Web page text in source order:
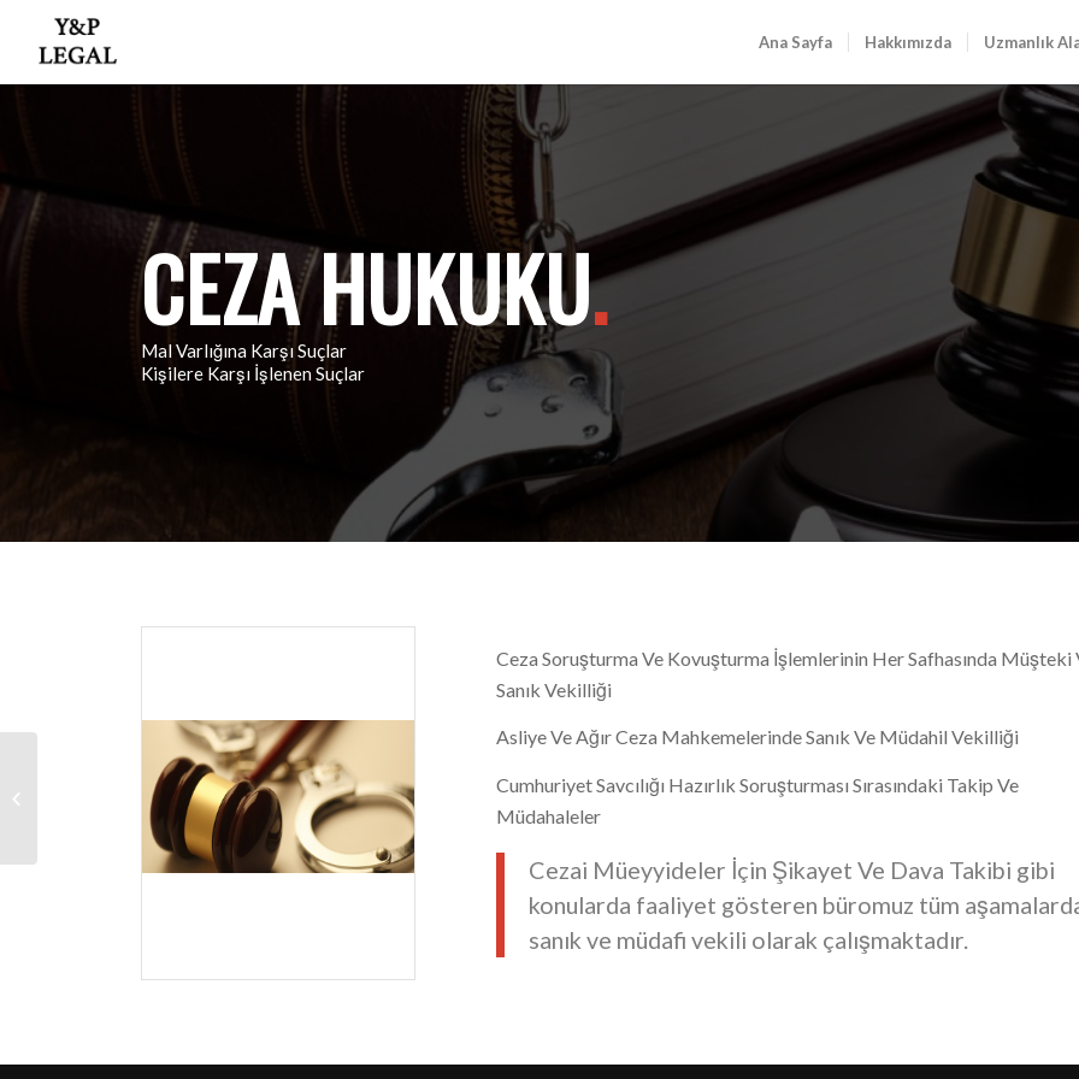
Ana Sayfa Hakkımızda Uzmanlık
CEZA HUKUKU.
Mal Varlığına Karşı Suçlar
Kişilere Karşı İşlenen Suçlar
Ceza Soruşturma Ve Kovuşturma İşlemlerinin Her Safhasında Müşteki
Sanık Vekilliği
Asliye Ve Ağır Ceza Mahkemelerinde Sanık Ve Müdahil Vekilliği
Cumhuriyet Savcılığı Hazırlık Soruşturması Sırasındaki Takip Ve
Müdahaleler
Cezai Müeyyideler İçin Şikayet Ve Dava Takibi gibi
konularda faaliyet gösteren büromuz tüm
sanık ve müdafi vekili olarak çalışmaktadır.